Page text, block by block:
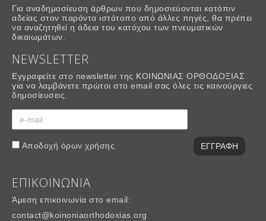
Για αναδημοσίευση άρθρων που δημοσιεύονται κατόπιν
αδείας στον παρόντα ιστότοπο από άλλες πηγές, θα πρέπει
να αναζητηθεί η άδεια του κατόχου των πνευματικών
δικαιωμάτων.
NEWSLETTER
Εγγραφείτε στο newsletter της ΚΟΙΝΩΝΙΑΣ ΟΡΘΟΔΟΞΙΑΣ
για να λαμβάνετε πρώτοι στο email σας όλες τις καινούργιες
δημοσίευσεις.
Αποδοχή όρων χρήσης
ΕΠΙΚΟΙΝΩΝΙΑ
Άμεση επικοινωνία στο email:
contact@koinoniaorthodoxias.org